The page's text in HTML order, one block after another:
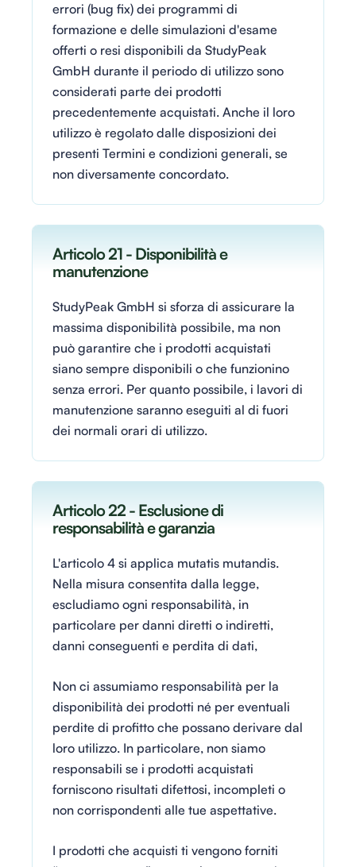
errori (bug fix) dei programmi di
formazione e delle simulazioni d'esame
offerti o resi disponibili da StudyPeak
GmbH durante il periodo di utilizzo sono
considerati parte dei prodotti
precedentemente acquistati. Anche il loro
utilizzo è regolato dalle disposizioni dei
presenti Termini e condizioni generali, se
non diversamente concordato.
Articolo 21 - Disponibilità e
manutenzione
StudyPeak GmbH si sforza di assicurare la
massima disponibilità possibile, ma non
può garantire che i prodotti acquistati
siano sempre disponibili o che funzionino
senza errori. Per quanto possibile, i lavori di
manutenzione saranno eseguiti al di fuori
dei normali orari di utilizzo.
Articolo 22 - Esclusione di
responsabilità e garanzia
L'articolo 4 si applica mutatis mutandis.
Nella misura consentita dalla legge,
escludiamo ogni responsabilità, in
particolare per danni diretti o indiretti,
danni conseguenti e perdita di dati,
Non ci assumiamo responsabilità per la
disponibilità dei prodotti né per eventuali
perdite di profitto che possano derivare dal
loro utilizzo. In particolare, non siamo
responsabili se i prodotti acquistati
forniscono risultati difettosi, incompleti o
non corrispondenti alle tue aspettative.
I prodotti che acquisti ti vengono forniti